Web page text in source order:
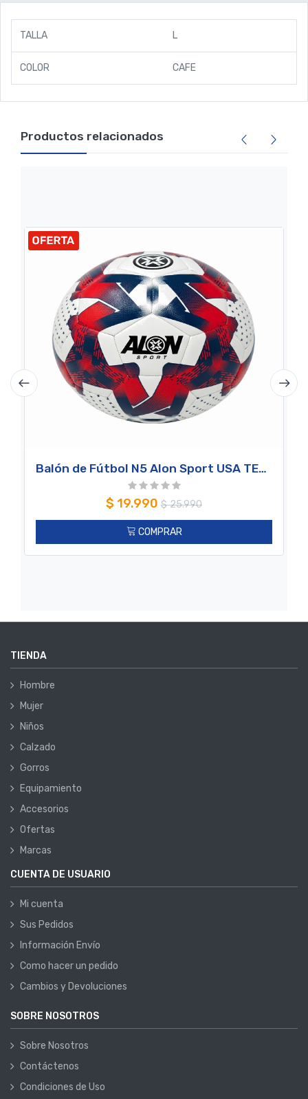
TALLA L
COLOR CAFE
Productos relacionados
Balón de Fútbol N5 Alon Sport USA TEAM
$ 19.990 $25.990
COMPRAR
TIENDA
Hombre
Mujer
Niños
Calzado
Gorros
Equipamiento
Accesorios
Ofertas
Marcas
CUENTA DE USUARIO
Mi cuenta
Sus Pedidos
Información Envío
Como hacer un pedido
Cambios y Devoluciones
SOBRE NOSOTROS
Sobre Nosotros
Contáctenos
Condiciones de Uso